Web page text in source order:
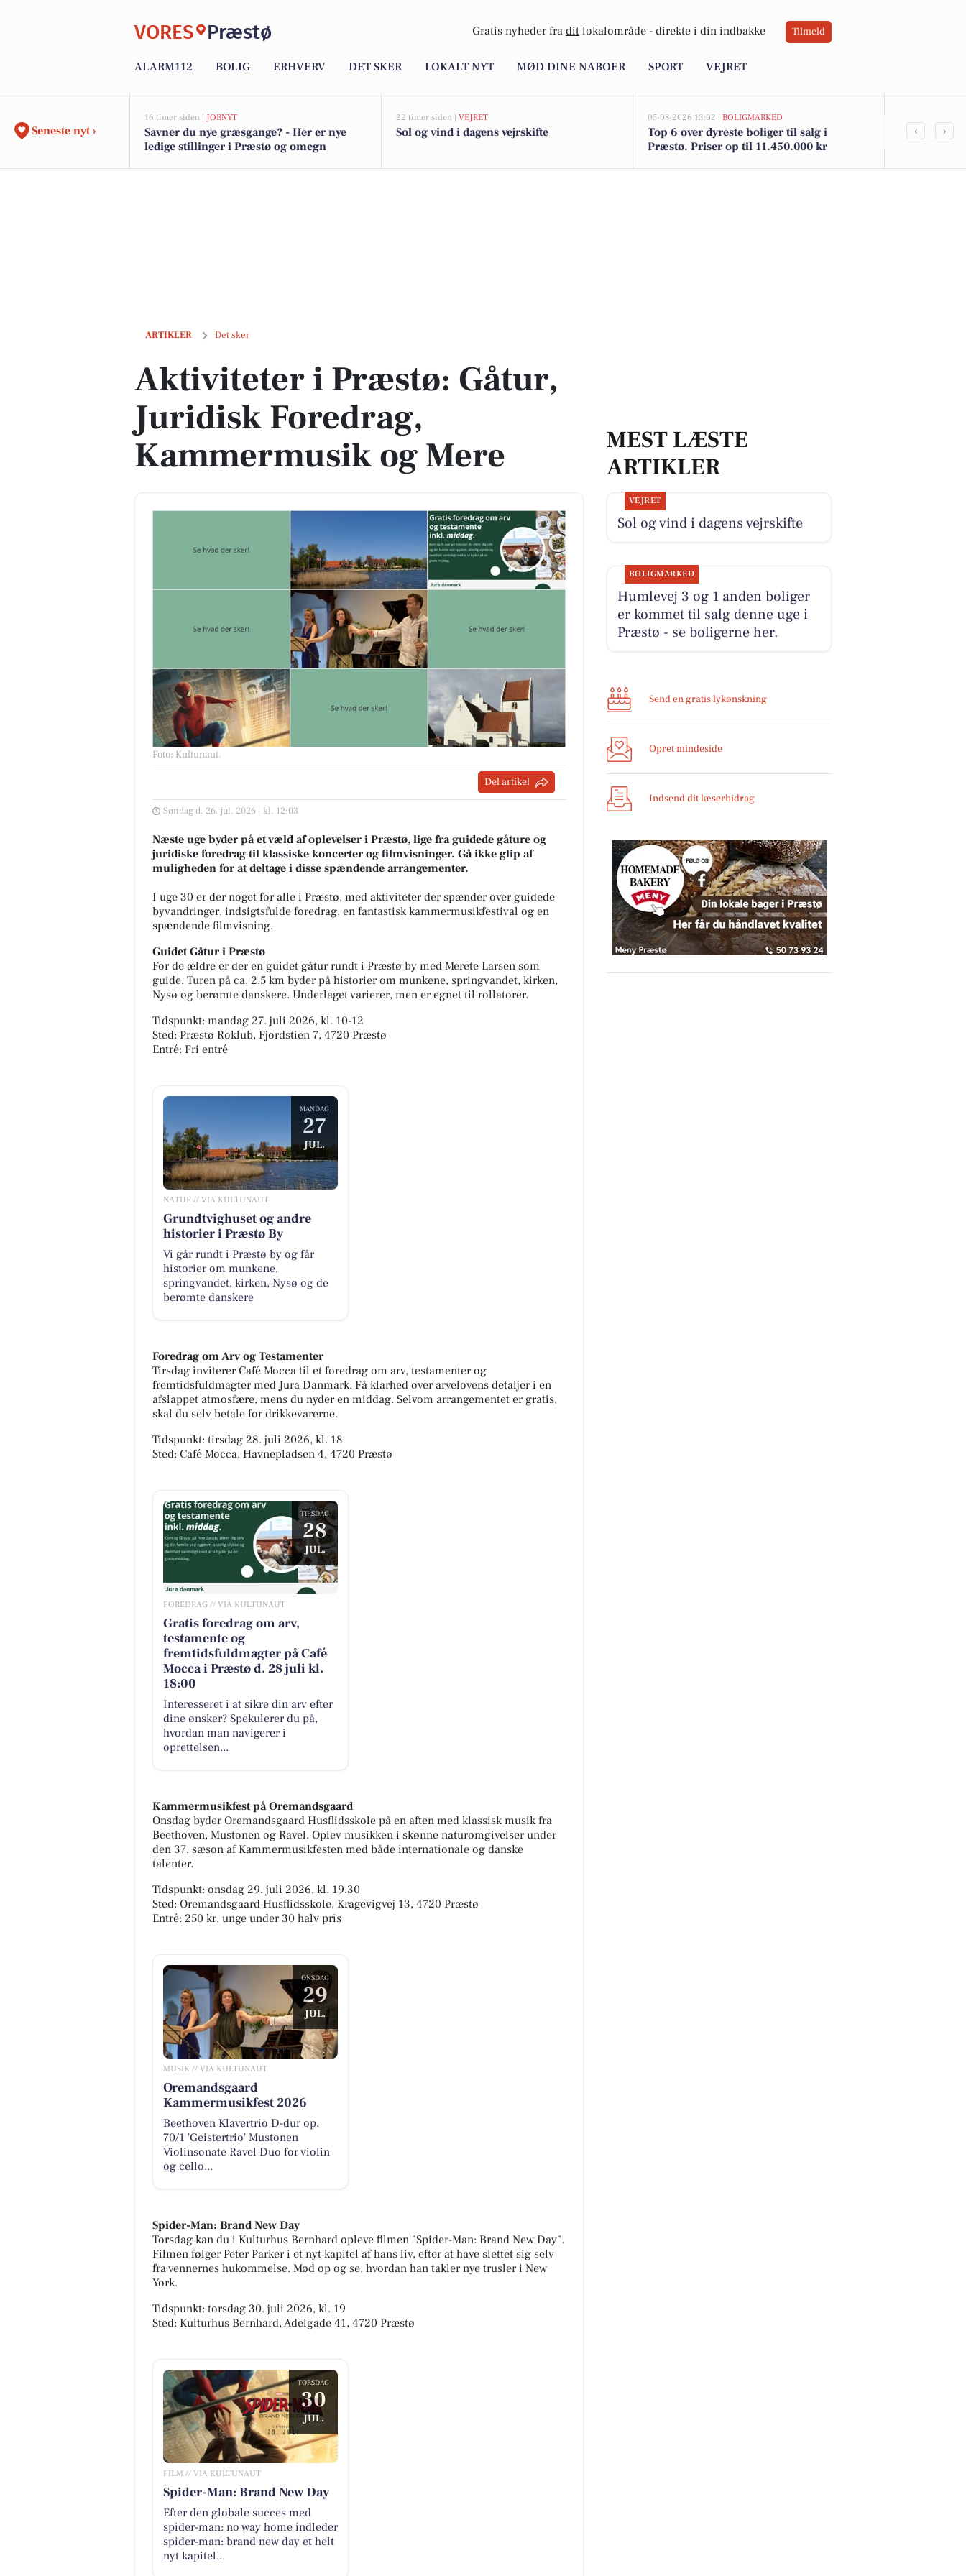
VORES Præstø Gratis nyheder fra dit lokalområde - direkte i din indbakke Tilmeld
ALARM112 BOLIG ERHVERV DET SKER LOKALT NYT MØD DINE NABOER SPORT VEJRET
Seneste nyt ›
16 timer siden | JOBNYT
Savner du nye græsgange? - Her er nye
ledige stillinger i Præstø og omegn
22 timer siden | VEJRET
Sol og vind i dagens vejrskifte
05-08-2026 13:02 | BOLIGMARKED
Top 6 over dyreste boliger til salg i
Præstø. Priser op til 11.450.000 kr
‹ ›
ARTIKLER Det sker
Aktiviteter i Præstø: Gåtur, Juridisk Foredrag, Kammermusik og Mere
Aktiviteter i Præstø: Gåtur,
Juridisk Foredrag,
Kammermusik og Mere
Foto: Kultunaut.
Del artikel
Søndag d. 26. jul. 2026 - kl. 12:03
Næste uge byder på et væld af oplevelser i Præstø, lige fra guidede gåture og
juridiske foredrag til klassiske koncerter og filmvisninger. Gå ikke glip af
muligheden for at deltage i disse spændende arrangementer.
I uge 30 er der noget for alle i Præstø, med aktiviteter der spænder over guidede
byvandringer, indsigtsfulde foredrag, en fantastisk kammermusikfestival og en
spændende filmvisning.
Guidet Gåtur i Præstø
For de ældre er der en guidet gåtur rundt i Præstø by med Merete Larsen som
guide. Turen på ca. 2,5 km byder på historier om munkene, springvandet, kirken,
Nysø og berømte danskere. Underlaget varierer, men er egnet til rollatorer.
Tidspunkt: mandag 27. juli 2026, kl. 10-12
Sted: Præstø Roklub, Fjordstien 7, 4720 Præstø
Entré: Fri entré
MANDAG
27
JUL.
NATUR // VIA KULTUNAUT
Grundtvighuset og andre
historier i Præstø By
Vi går rundt i Præstø by og får
historier om munkene,
springvandet, kirken, Nysø og de
berømte danskere
Foredrag om Arv og Testamenter
Tirsdag inviterer Café Mocca til et foredrag om arv, testamenter og
fremtidsfuldmagter med Jura Danmark. Få klarhed over arvelovens detaljer i en
afslappet atmosfære, mens du nyder en middag. Selvom arrangementet er gratis,
skal du selv betale for drikkevarerne.
Tidspunkt: tirsdag 28. juli 2026, kl. 18
Sted: Café Mocca, Havnepladsen 4, 4720 Præstø
TIRSDAG
28
JUL.
FOREDRAG // VIA KULTUNAUT
Gratis foredrag om arv,
testamente og
fremtidsfuldmagter på Café
Mocca i Præstø d. 28 juli kl.
18:00
Interesseret i at sikre din arv efter
dine ønsker? Spekulerer du på,
hvordan man navigerer i
oprettelsen...
Kammermusikfest på Oremandsgaard
Onsdag byder Oremandsgaard Husflidsskole på en aften med klassisk musik fra
Beethoven, Mustonen og Ravel. Oplev musikken i skønne naturomgivelser under
den 37. sæson af Kammermusikfesten med både internationale og danske
talenter.
Tidspunkt: onsdag 29. juli 2026, kl. 19.30
Sted: Oremandsgaard Husflidsskole, Kragevigvej 13, 4720 Præstø
Entré: 250 kr, unge under 30 halv pris
ONSDAG
29
JUL.
MUSIK // VIA KULTUNAUT
Oremandsgaard
Kammermusikfest 2026
Beethoven Klavertrio D-dur op.
70/1 'Geistertrio' Mustonen
Violinsonate Ravel Duo for violin
og cello...
Spider-Man: Brand New Day
Torsdag kan du i Kulturhus Bernhard opleve filmen "Spider-Man: Brand New Day".
Filmen følger Peter Parker i et nyt kapitel af hans liv, efter at have slettet sig selv
fra vennernes hukommelse. Mød op og se, hvordan han takler nye trusler i New
York.
Tidspunkt: torsdag 30. juli 2026, kl. 19
Sted: Kulturhus Bernhard, Adelgade 41, 4720 Præstø
TORSDAG
30
JUL.
FILM // VIA KULTUNAUT
Spider-Man: Brand New Day
Efter den globale succes med
spider-man: no way home indleder
spider-man: brand new day et helt
nyt kapitel...
MEST LÆSTE
ARTIKLER
VEJRET
Sol og vind i dagens vejrskifte
BOLIGMARKED
Humlevej 3 og 1 anden boliger
er kommet til salg denne uge i
Præstø - se boligerne her.
Send en gratis lykønskning
Opret mindeside
Indsend dit læserbidrag